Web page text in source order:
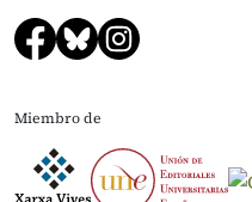
Miembro de